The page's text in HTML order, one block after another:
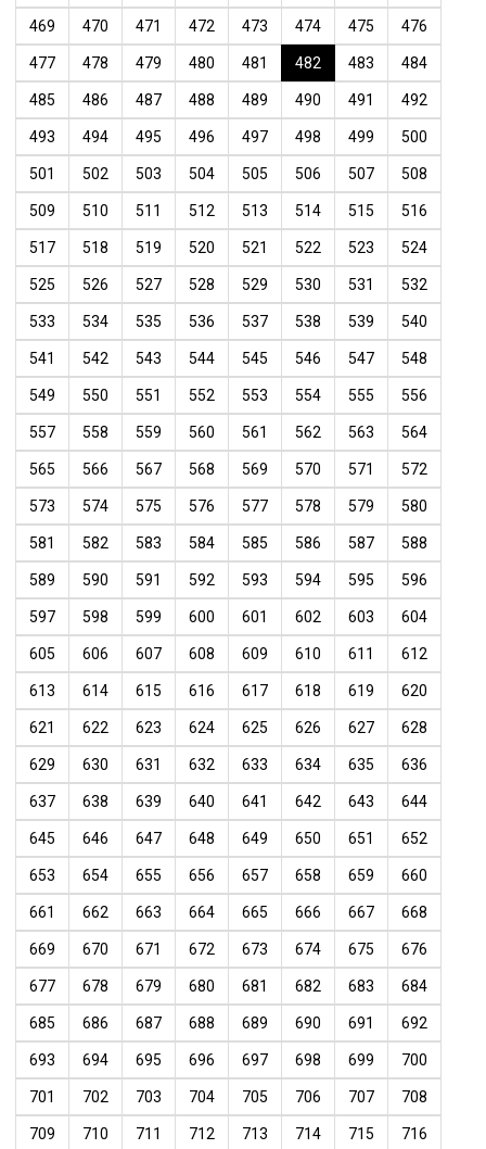
469 470 471 472 473 474 475 476
477 478 479 480 481 482 483 484
485 486 487 488 489 490 491 492
493 494 495 496 497 498 499 500
501 502 503 504 505 506 507 508
509 510 511 512 513 514 515 516
517 518 519 520 521 522 523 524
525 526 527 528 529 530 531 532
533 534 535 536 537 538 539 540
541 542 543 544 545 546 547 548
549 550 551 552 553 554 555 556
557 558 559 560 561 562 563 564
565 566 567 568 569 570 571 572
573 574 575 576 577 578 579 580
581 582 583 584 585 586 587 588
589 590 591 592 593 594 595 596
597 598 599 600 601 602 603 604
605 606 607 608 609 610 611 612
613 614 615 616 617 618 619 620
621 622 623 624 625 626 627 628
629 630 631 632 633 634 635 636
637 638 639 640 641 642 643 644
645 646 647 648 649 650 651 652
653 654 655 656 657 658 659 660
661 662 663 664 665 666 667 668
669 670 671 672 673 674 675 676
677 678 679 680 681 682 683 684
685 686 687 688 689 690 691 692
693 694 695 696 697 698 699 700
701 702 703 704 705 706 707 708
709 710 711 712 713 714 715 716